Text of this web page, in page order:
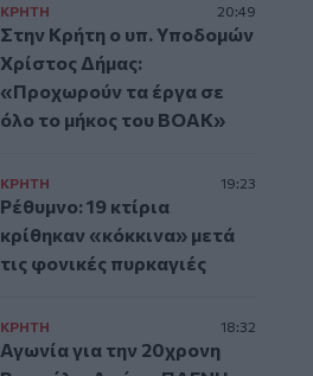
ΚΡΗΤΗ 20:49
Στην Κρήτη ο υπ. Υποδομών
Χρίστος Δήμας:
«Προχωρούν τα έργα σε
όλο το μήκος του ΒΟΑΚ»
ΚΡΗΤΗ 19:23
Ρέθυμνο: 19 κτίρια
κρίθηκαν «κόκκινα» μετά
τις φονικές πυρκαγιές
ΚΡΗΤΗ 18:32
Αγωνία για την 20χρονη